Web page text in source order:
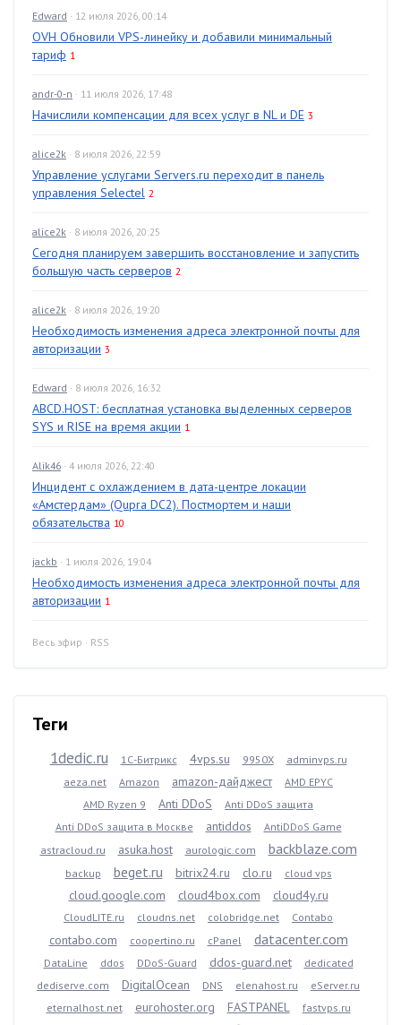
Edward · 12 июля 2026, 00:14
OVH Обновили VPS-линейку и добавили минимальный
тариф 1
andr-0-n · 11 июля 2026, 17:48
Начислили компенсации для всех услуг в NL и DE 3
alice2k · 8 июля 2026, 22:59
Управление услугами Servers.ru переходит в панель
управления Selectel 2
alice2k · 8 июля 2026, 20:25
Сегодня планируем завершить восстановление и запустить
большую часть серверов 2
alice2k · 8 июля 2026, 19:20
Необходимость изменения адреса электронной почты для
авторизации 3
Edward · 8 июля 2026, 16:32
ABCD.HOST: бесплатная установка выделенных серверов
SYS и RISE на время акции 1
Alik46 · 4 июля 2026, 22:40
Инцидент с охлаждением в дата-центре локации
«Амстердам» (Qupra DC2). Постмортем и наши
обязательства 10
jackb · 1 июля 2026, 19:04
Необходимость изменения адреса электронной почты для
авторизации 1
Весь эфир · RSS
Теги
1dedic.ru 1С-Битрикс 4vps.su 9950X
adminvps.ru
aeza.net
Amazon amazon-дайджест
AMD EPYC
AMD Ryzen 9
Anti DDoS
Anti DDoS защита
Anti DDoS защита в Москве
antiddos
AntiDDoS Game
astracloud.ru
asuka.host aurologic.com backblaze.com
backup beget.ru bitrix24.ru clo.ru cloud vps
cloud.google.com cloud4box.com cloud4y.ru
CloudLITE.ru cloudns.net colobridge.net Contabo
contabo.com coopertino.ru cPanel datacenter.com
DataLine ddos DDoS-Guard ddos-guard.net
dedicated
dediserve.com
DigitalOcean DNS elenahost.ru
eServer.ru
eternalhost.net
eurohoster.org FASTPANEL
fastvps.ru